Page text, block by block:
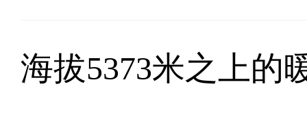
海拔5373米之上的